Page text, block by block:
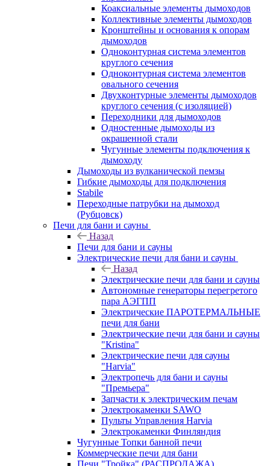
Коаксиальные элементы дымоходов
Коллективные элементы дымоходов
Кронштейны и основания к опорам
дымоходов
Одноконтурная система элементов
круглого сечения
Одноконтурная система элементов
овального сечения
Двухконтурные элементы дымоходов
круглого сечения (с изоляцией)
Переходники для дымоходов
Одностенные дымоходы из
окрашенной стали
Чугунные элементы подключения к
дымоходу
Дымоходы из вулканической пемзы
Гибкие дымоходы для подключения
Stabile
Переходные патрубки на дымоход
(Рубцовск)
Печи для бани и сауны
Назад
Печи для бани и сауны
Электрические печи для бани и сауны
Назад
Электрические печи для бани и сауны
Автономные генераторы перегретого
пара АЭГПП
Электрические ПАРОТЕРМАЛЬНЫЕ
печи для бани
Электрические печи для бани и сауны
"Кristina"
Электрические печи для сауны
"Harvia"
Электропечь для бани и сауны
"Премьера"
Запчасти к электрическим печам
Электрокаменки SAWO
Пульты Управления Harvia
Электрокаменки Финляндия
Чугунные Топки банной печи
Коммерческие печи для бани
Печи "Тройка" (РАСПРОДАЖА)